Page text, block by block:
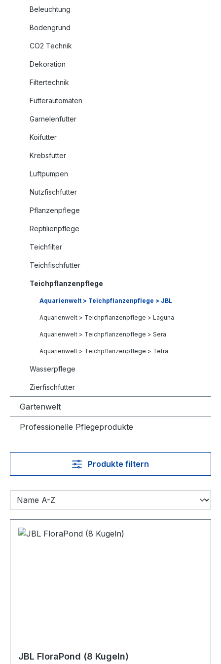
Beleuchtung
Bodengrund
CO2 Technik
Dekoration
Filtertechnik
Futterautomaten
Garnelenfutter
Koifutter
Krebsfutter
Luftpumpen
Nutzfischfutter
Pflanzenpflege
Reptilienpflege
Teichfilter
Teichfischfutter
Teichpflanzenpflege
Aquarienwelt > Teichpflanzenpflege > JBL
Aquarienwelt > Teichpflanzenpflege > Laguna
Aquarienwelt > Teichpflanzenpflege > Sera
Aquarienwelt > Teichpflanzenpflege > Tetra
Wasserpflege
Zierfischfutter
Gartenwelt
Professionelle Pflegeprodukte
Produkte filtern
JBL FloraPond (8 Kugeln)